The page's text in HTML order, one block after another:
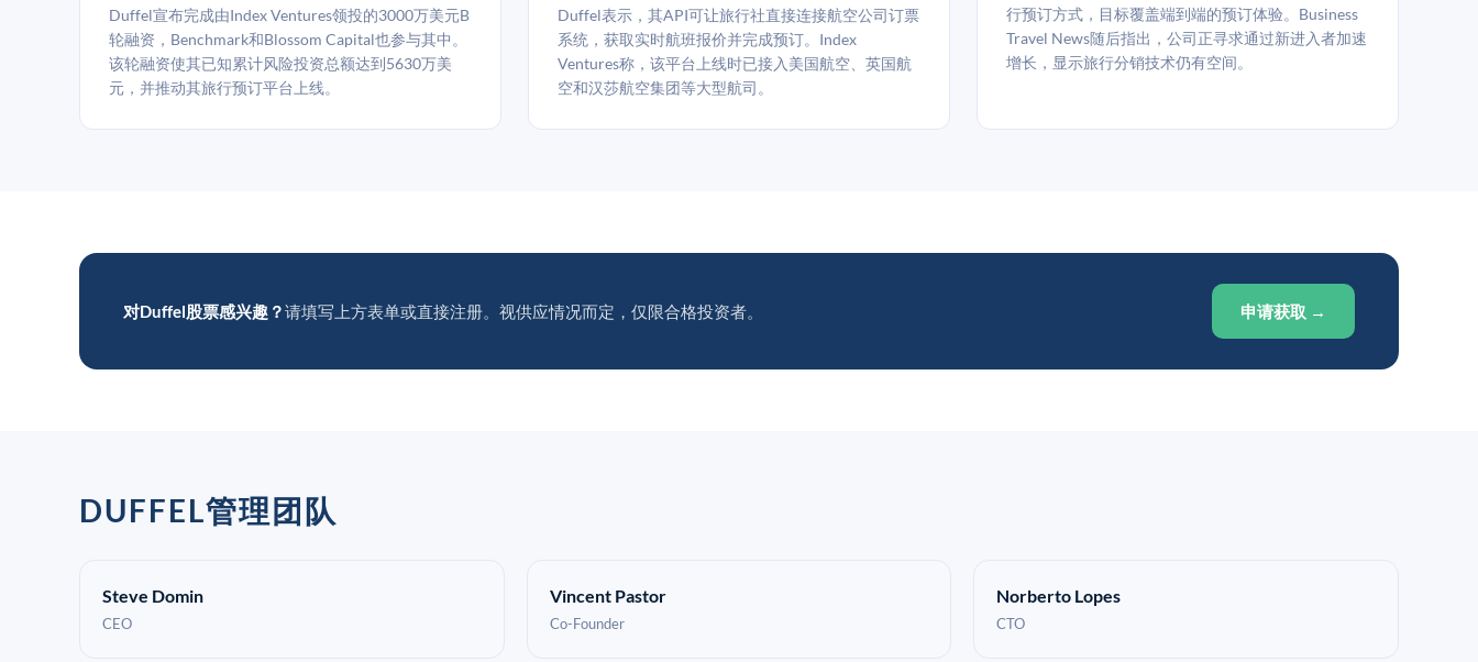
Duffel宣布完成由Index Ventures领投的3000万美元B
轮融资，Benchmark和Blossom Capital也参与其中。
该轮融资使其已知累计风险投资总额达到5630万美
元，并推动其旅行预订平台上线。
Duffel表示，其API可让旅行社直接连接航空公司订票
系统，获取实时航班报价并完成预订。Index
Ventures称，该平台上线时已接入美国航空、英国航
空和汉莎航空集团等大型航司。
行预订方式，目标覆盖端到端的预订体验。Business
Travel News随后指出，公司正寻求通过新进入者加速
增长，显示旅行分销技术仍有空间。
对Duffel股票感兴趣？请填写上方表单或直接注册。视供应情况而定，仅限合格投资者。 申请获取 →
DUFFEL管理团队
Steve Domin
CEO
Vincent Pastor
Co-Founder
Norberto Lopes
CTO